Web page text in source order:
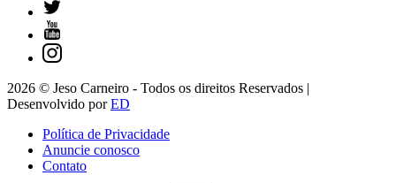
2026 © Jeso Carneiro - Todos os direitos Reservados |
Desenvolvido porED
Política de Privacidade
Anuncie conosco
Contato